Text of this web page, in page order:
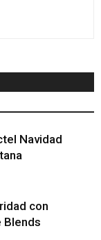
Navidad
con
Blends